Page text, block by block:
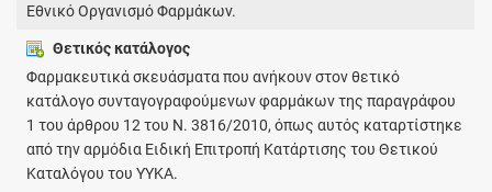
Εθνικό Οργανισμό Φαρμάκων.
Θετικός κατάλογος
Φαρμακευτικά σκευάσματα που ανήκουν στον θετικό
κατάλογο συνταγογραφούμενων φαρμάκων της παραγράφου
1 του άρθρου 12 του Ν. 3816/2010, όπως αυτός καταρτίστηκε
από την αρμόδια Ειδική Επιτροπή Κατάρτισης του Θετικού
Καταλόγου του ΥΥΚΑ.